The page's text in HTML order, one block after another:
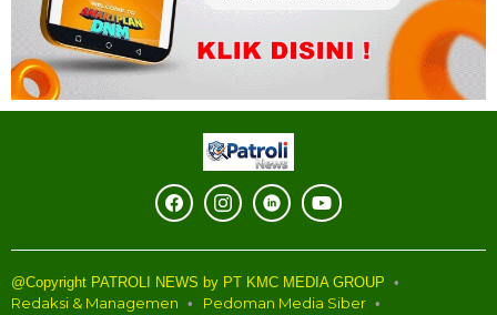
@Copyright PATROLI NEWS by PT KMC MEDIA GROUP
Redaksi & Managemen
Pedoman Media Siber